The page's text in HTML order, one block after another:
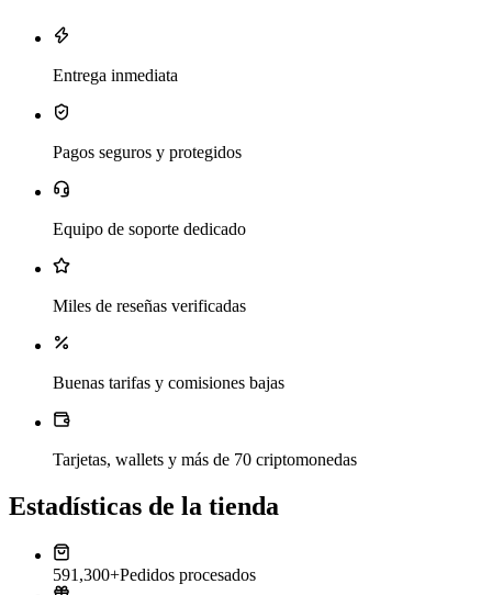
Entrega inmediata
Pagos seguros y protegidos
Equipo de soporte dedicado
Miles de reseñas verificadas
Buenas tarifas y comisiones bajas
Tarjetas, wallets y más de 70 criptomonedas
Estadísticas de la tienda
591,300+Pedidos procesados